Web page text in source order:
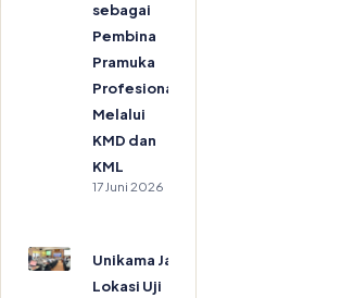
sebagai
Pembina
Pramuka
Profesional
Melalui
KMD dan
KML
17 Juni 2026
Unikama Jadi
Lokasi Uji